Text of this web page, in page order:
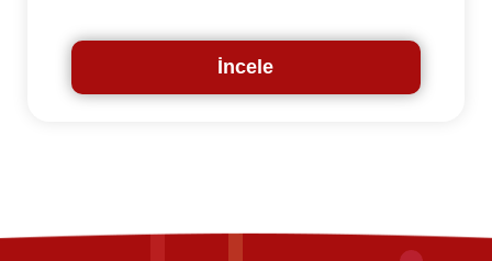
İncele